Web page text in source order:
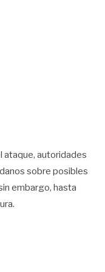
ataque, autoridades
sobre posibles
embargo, hasta